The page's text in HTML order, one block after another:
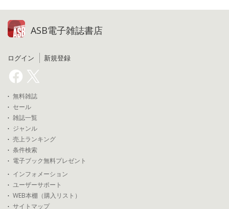
ASB電子雑誌書店
ログイン 新規登録
無料雑誌
セール
雑誌一覧
ジャンル
売上ランキング
条件検索
電子ブック無料プレゼント
インフォメーション
ユーザーサポート
WEB本棚（購入リスト）
サイトマップ